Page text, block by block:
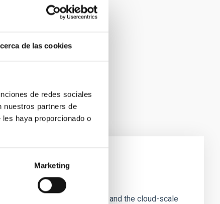
de las cookies
de redes sociales
nuestros partners de
haya proporcionado o
Marketing
of star-forming dense cores and the cloud-scale